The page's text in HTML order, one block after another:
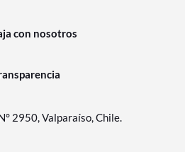
con nosotros
2950, Valparaíso, Chile.